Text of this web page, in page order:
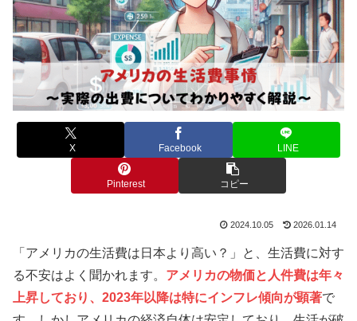
X Facebook LINE
Pinterest コピー
2024.10.05 2026.01.14
「アメリカの生活費は日本より高い？」と、生活費に対す
る不安はよく聞かれます。 アメリカの物価と人件費は年々
上昇しており、2023年以降は特にインフレ傾向が顕著で